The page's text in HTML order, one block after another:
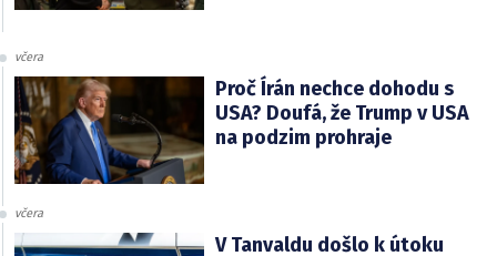
včera
Proč Írán nechce dohodu s
USA? Doufá, že Trump v USA
na podzim prohraje
včera
V Tanvaldu došlo k útoku